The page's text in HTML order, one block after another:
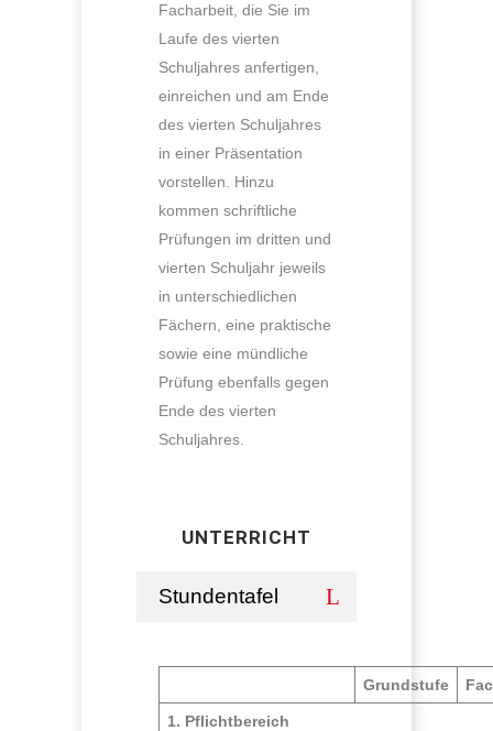
Facharbeit, die Sie im
Laufe des vierten
Schuljahres anfertigen,
einreichen und am Ende
des vierten Schuljahres
in einer Präsentation
vorstellen. Hinzu
kommen schriftliche
Prüfungen im dritten und
vierten Schuljahr jeweils
in unterschiedlichen
Fächern, eine praktische
sowie eine mündliche
Prüfung ebenfalls gegen
Ende des vierten
Schuljahres.
UNTERRICHT
Stundentafel
Grundstufe
1. Pflichtbereich